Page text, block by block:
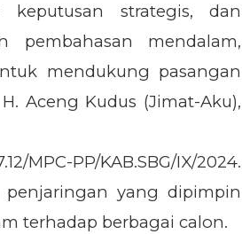
keputusan strategis, dan
pembahasan mendalam,
mendukung pasangan
Aceng Kudus (Jimat-Aku),
MPC-PP/KAB.SBG/IX/2024.
penjaringan yang dipimpin
terhadap berbagai calon.